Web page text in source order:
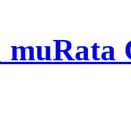
muRata